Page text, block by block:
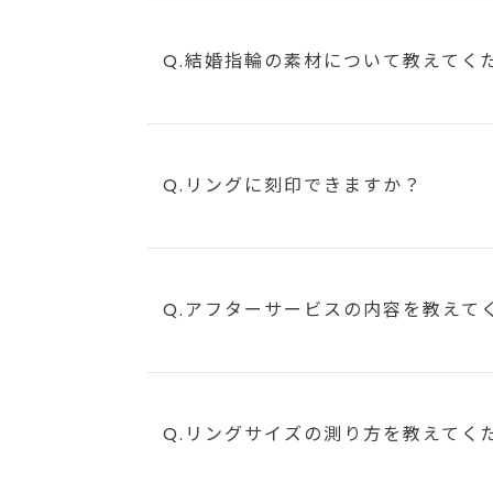
Q.結婚指輪の素材について教えてく
Q.リングに刻印できますか？
Q.アフターサービスの内容を教えて
Q.リングサイズの測り方を教えてく